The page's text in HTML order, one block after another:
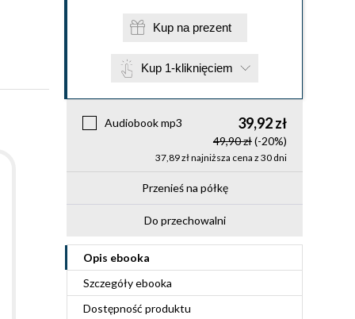
Kup na prezent
Kup 1-kliknięciem
Audiobook mp3 39,92 zł
49,90 zł(-20%)
37,89 zł najniższa cena z 30 dni
Przenieś na półkę
Do przechowalni
Opis ebooka
Szczegółyebooka
Dostępność produktu